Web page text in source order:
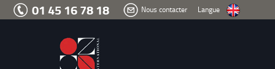
Aller
menu
01 45 16 78 18 Nous contacter Langue